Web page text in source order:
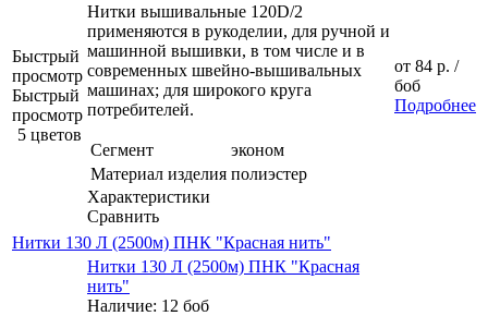
Быстрый
просмотр
Быстрый
просмотр
5 цветов
Нитки вышивальные 120D/2
применяются в рукоделии, для ручной и
машинной вышивки, в том числе и в
современных швейно-вышивальных
машинах; для широкого круга
потребителей.
Сегмент
эконом
Материал изделия полиэстер
Характеристики
Сравнить
от 84 р. /
боб
Подробнее
Нитки 130 Л (2500м) ПНК "Красная нить"
Нитки 130 Л (2500м) ПНК "Красная
нить"
Наличие: 12 боб